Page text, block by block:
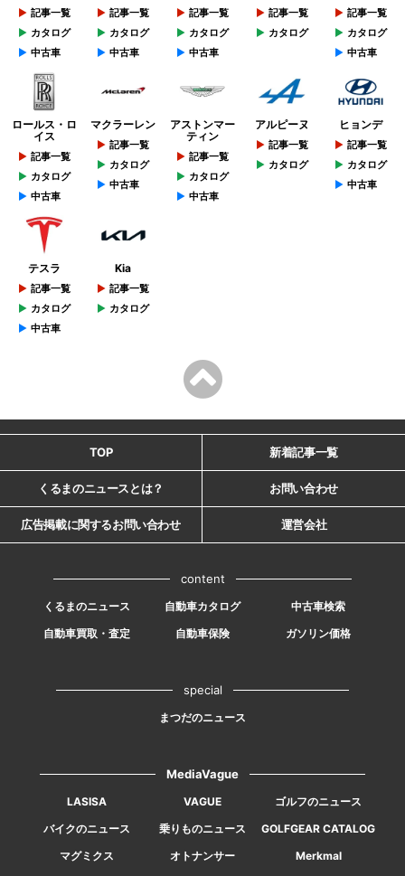
記事一覧
カタログ
中古車
記事一覧
カタログ
中古車
記事一覧
カタログ
中古車
記事一覧
カタログ
記事一覧
カタログ
中古車
ロールス・ロ
イス
記事一覧
カタログ
中古車
マクラーレン
記事一覧
カタログ
中古車
アストンマー
ティン
記事一覧
カタログ
中古車
アルピーヌ
記事一覧
カタログ
ヒョンデ
記事一覧
カタログ
中古車
テスラ
記事一覧
カタログ
中古車
Kia
記事一覧
カタログ
TOP 新着記事一覧
くるまのニュースとは？ お問い合わせ
広告掲載に関するお問い合わせ 運営会社
content
くるまのニュース 自動車カタログ
中古車検索
自動車買取・査定
自動車保険 ガソリン価格
special
まつだのニュース
MediaVague
LASISA VAGUE
ゴルフのニュース
バイクのニュース
乗りものニュース
GOLFGEAR CATALOG
マグミクス
オトナンサー
Merkmal